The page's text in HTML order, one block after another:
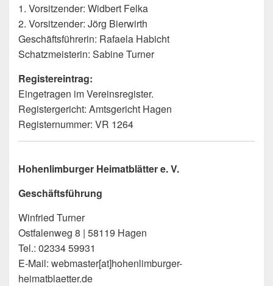
1. Vorsitzender: Widbert Felka
2. Vorsitzender: Jörg Bierwirth
Geschäftsführerin: Rafaela Habicht
Schatzmeisterin: Sabine Turner
Registereintrag:
Eingetragen im Vereinsregister.
Registergericht: Amtsgericht Hagen
Registernummer: VR 1264
Hohenlimburger Heimatblätter e. V.
Geschäftsführung
Winfried Turner
Ostfalenweg 8 | 58119 Hagen
Tel.: 02334 59931
E-Mail: webmaster[at]hohenlimburger-
heimatblaetter.de